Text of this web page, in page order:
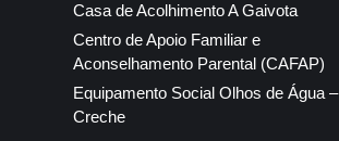
Casa de Acolhimento A Gaivota
Centro de Apoio Familiar e
Aconselhamento Parental (CAFAP)
Equipamento Social Olhos de Água –
Creche